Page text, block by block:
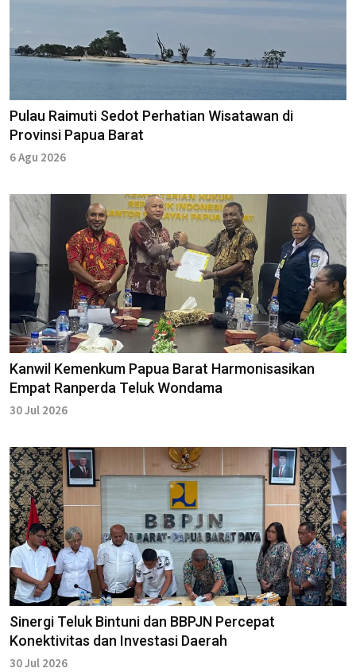
Pulau Raimuti Sedot Perhatian Wisatawan di
Provinsi Papua Barat
6 Agu 2026
Kanwil Kemenkum Papua Barat Harmonisasikan
Empat Ranperda Teluk Wondama
30 Jul 2026
Sinergi Teluk Bintuni dan BBPJN Percepat
Konektivitas dan Investasi Daerah
30 Jul 2026